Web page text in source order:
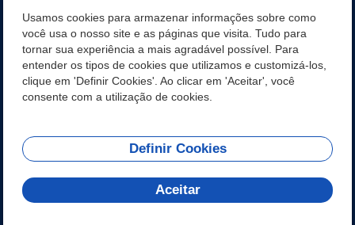
NOTÍCIAS
APLICATIVO
REDES SOCIAIS
Usamos cookies para armazenar informações sobre como
você usa o nosso site e as páginas que visita. Tudo para
tornar sua experiência a mais agradável possível. Para
entender os tipos de cookies que utilizamos e customizá-los,
clique em 'Definir Cookies'. Ao clicar em 'Aceitar', você
consente com a utilização de cookies.
Definir Cookies
Aceitar